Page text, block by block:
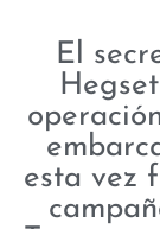
El
esta vez